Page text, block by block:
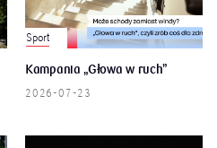
Sport
Kampania „Głowa w ruch”
2026-07-23